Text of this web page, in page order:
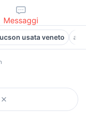
Messaggi
usata veneto